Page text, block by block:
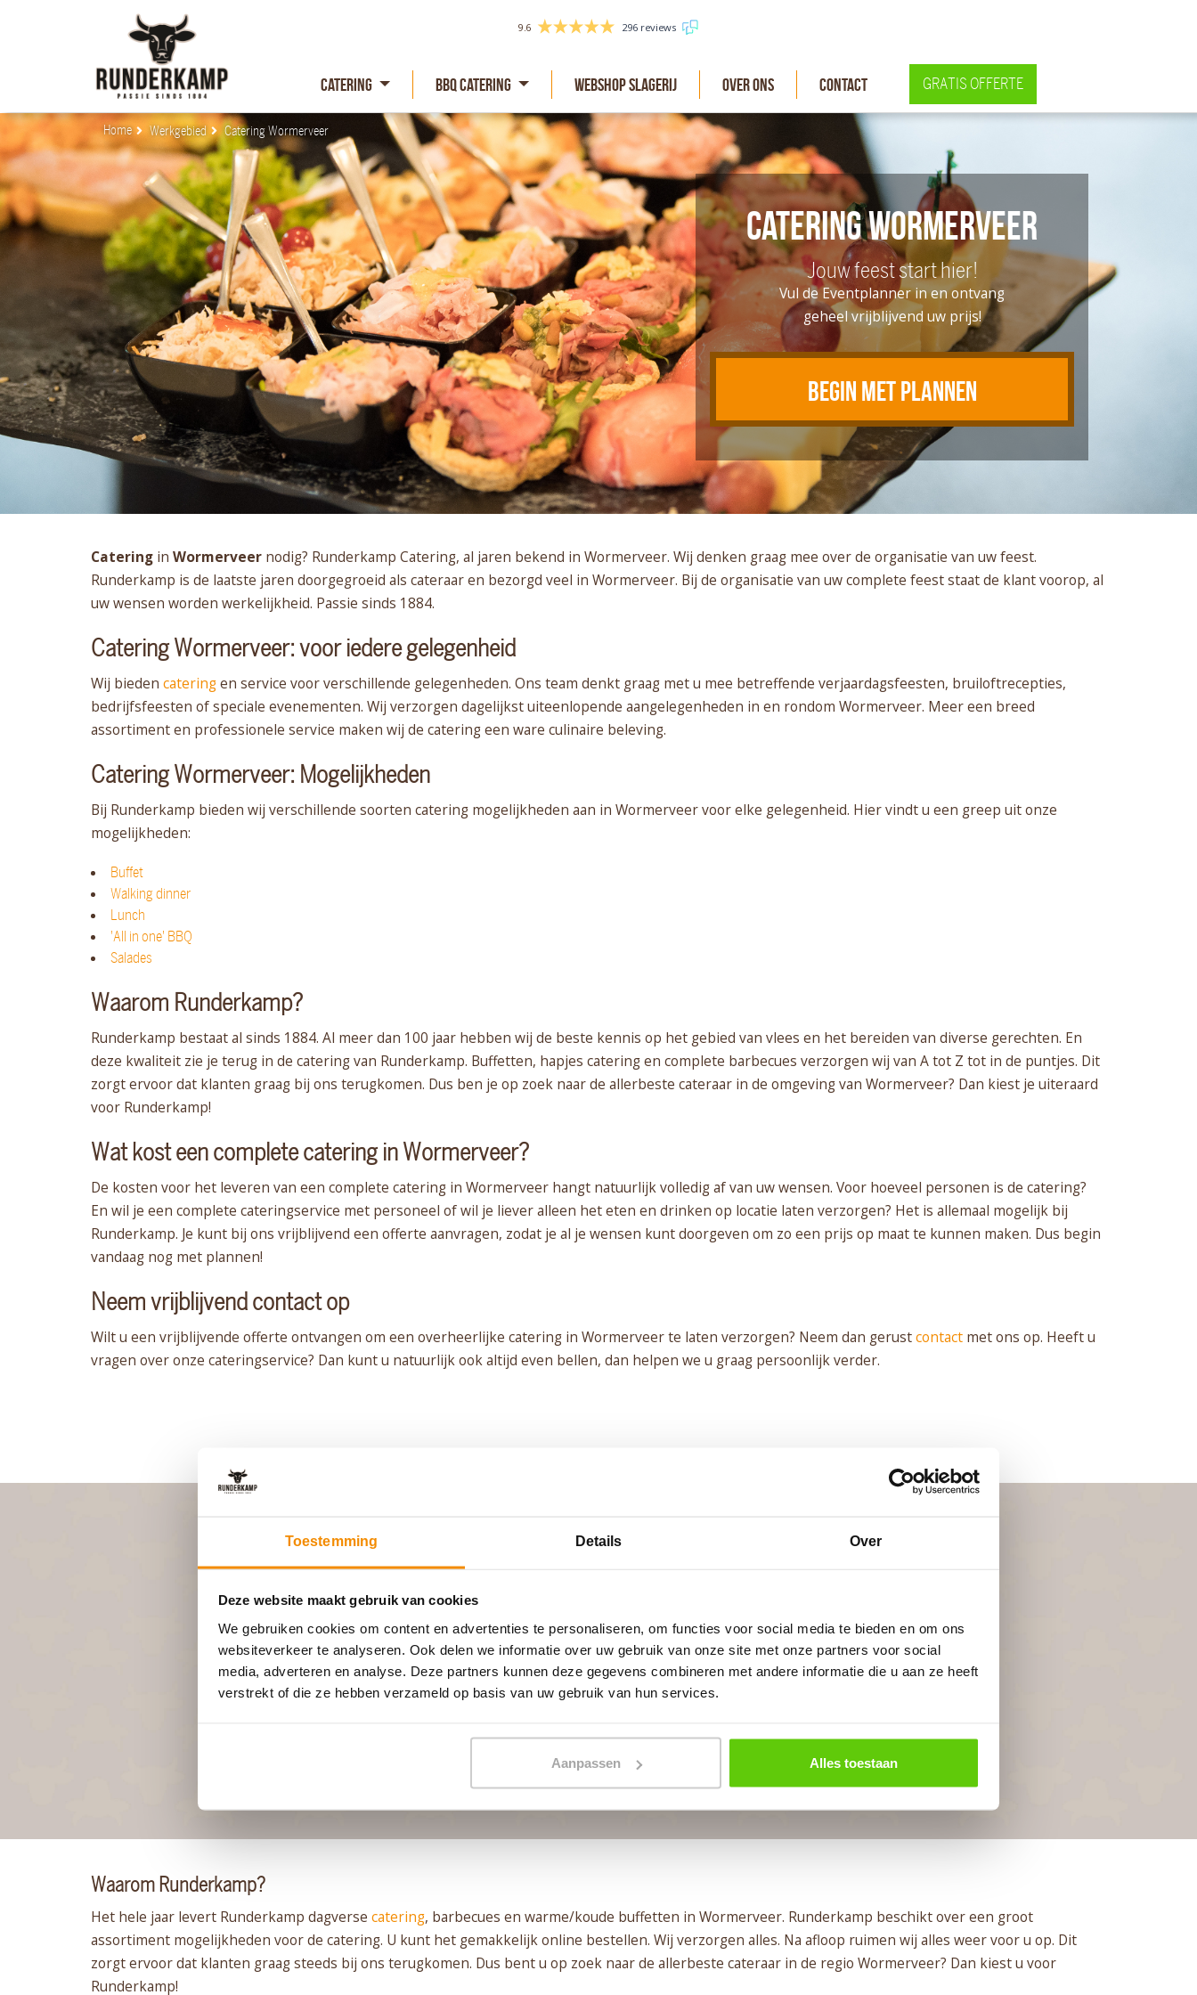
Toestemming Details Over
Deze website maakt gebruik van cookies
We gebruiken cookies om content en advertenties te personaliseren, om functies voor social media te bieden en om ons
websiteverkeer te analyseren. Ook delen we informatie over uw gebruik van onze site met onze partners voor social
media, adverteren en analyse. Deze partners kunnen deze gegevens combineren met andere informatie die u aan ze heeft
verstrekt of die ze hebben verzameld op basis van uw gebruik van hun services.
Aanpassen Alles toestaan
Catering BBQ Catering Webshop slagerij Over Ons Contact GRATIS OFFERTE
9.6 296 reviews
Home Werkgebied Catering Wormerveer
Catering Wormerveer
Jouw feest start hier!
Vul de Eventplanner in en ontvang
geheel vrijblijvend uw prijs!
BEGIN MET PLANNEN
Catering in Wormerveer nodig? Runderkamp Catering, al jaren bekend in Wormerveer. Wij denken graag mee over de organisatie van uw feest.
Runderkamp is de laatste jaren doorgegroeid als cateraar en bezorgd veel in Wormerveer. Bij de organisatie van uw complete feest staat de klant voorop, al
uw wensen worden werkelijkheid. Passie sinds 1884.
Catering Wormerveer: voor iedere gelegenheid
Wij bieden cateringen service voor verschillende gelegenheden. Ons team denkt graag met u mee betreffende verjaardagsfeesten, bruiloftrecepties,
bedrijfsfeesten of speciale evenementen. Wij verzorgen dagelijkst uiteenlopende aangelegenheden in en rondom Wormerveer. Meer een breed
assortiment en professionele service maken wij de catering een ware culinaire beleving.
Catering Wormerveer: Mogelijkheden
Bij Runderkamp bieden wij verschillende soorten catering mogelijkheden aan in Wormerveer voor elke gelegenheid. Hier vindt u een greep uit onze
mogelijkheden:
Buffet
Walking dinner
Lunch
'All in one' BBQ
Salades
Waarom Runderkamp?
Runderkamp bestaat al sinds 1884. Al meer dan 100 jaar hebben wij de beste kennis op het gebied van vlees en het bereiden van diverse gerechten. En
deze kwaliteit zie je terug in de catering van Runderkamp. Buffetten, hapjes catering en complete barbecues verzorgen wij van A tot Z tot in de puntjes. Dit
zorgt ervoor dat klanten graag bij ons terugkomen. Dus ben je op zoek naar de allerbeste cateraar in de omgeving van Wormerveer? Dan kiest je uiteraard
voor Runderkamp!
Wat kost een complete catering in Wormerveer?
De kosten voor het leveren van een complete catering in Wormerveer hangt natuurlijk volledig af van uw wensen. Voor hoeveel personen is de catering?
En wil je een complete cateringservice met personeel of wil je liever alleen het eten en drinken op locatie laten verzorgen? Het is allemaal mogelijk bij
Runderkamp. Je kunt bij ons vrijblijvend een offerte aanvragen, zodat je al je wensen kunt doorgeven om zo een prijs op maat te kunnen maken. Dus begin
vandaag nog met plannen!
Neem vrijblijvend contact op
Wilt u een vrijblijvende offerte ontvangen om een overheerlijke catering in Wormerveer te laten verzorgen? Neem dan gerustcontact met ons op. Heeft u
vragen over onze cateringservice? Dan kunt u natuurlijk ook altijd even bellen, dan helpen we u graag persoonlijk verder.
PLAN JOUW FEEST
BEGIN MET PLANNEN
Waarom Runderkamp?
Het hele jaar levert Runderkamp dagverse catering, barbecues en warme/koude buffetten in Wormerveer. Runderkamp beschikt over een groot
assortiment mogelijkheden voor de catering. U kunt het gemakkelijk online bestellen. Wij verzorgen alles. Na afloop ruimen wij alles weer voor u op. Dit
zorgt ervoor dat klanten graag steeds bij ons terugkomen. Dus bent u op zoek naar de allerbeste cateraar in de regio Wormerveer? Dan kiest u voor
Runderkamp!